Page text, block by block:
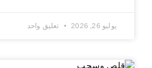
يوليو 26, 2026 تعليق واحد